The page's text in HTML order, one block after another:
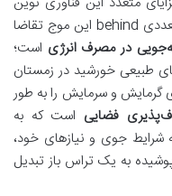
توسط سازندگان و مالکان است. دلایل متعددی behind این موج تقاضا
در مصرف انرژی است؛
طبیعی خورشید در زمستان
گرمایش و سرمایش را به طور
فضایی است که به
شرایط جوی و نیازهای خود،
به یک تراس باز تبدیل